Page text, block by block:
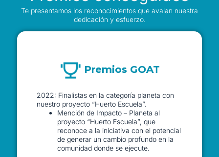
Te presentamos los reconocimientos que avalan nuestra
dedicación y esfuerzo.
Premios GOAT
2022: Finalistas en la categoría planeta con
nuestro proyecto “Huerto Escuela”.
Mención de Impacto – Planeta al
proyecto “Huerto Escuela”, que
reconoce a la iniciativa con el potencial
de generar un cambio profundo en la
comunidad donde se ejecute.